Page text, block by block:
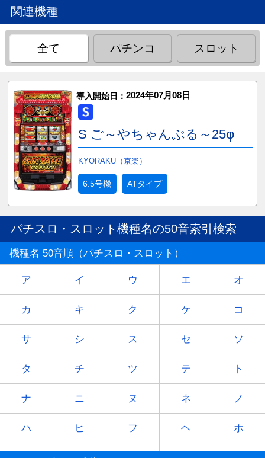
関連機種
全て パチンコ スロット
導入開始日： 2024年07月08日
S ご～やちゃんぷる～25φ
KYORAKU（京楽）
6.5号機 ATタイプ
パチスロ・スロット機種名の50音索引検索
機種名 50音順（パチスロ・スロット）
ア イ ウ エ オ
カ キ ク ケ コ
サ シ ス セ ソ
タ チ ツ テ ト
ナ ニ ヌ ネ ノ
ハ ヒ フ ヘ ホ